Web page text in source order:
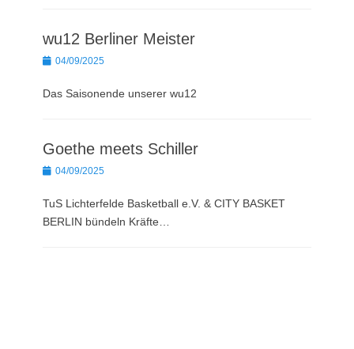
wu12 Berliner Meister
Posted
04/09/2025
Das Saisonende unserer wu12
Goethe meets Schiller
Posted
04/09/2025
TuS Lichterfelde Basketball e.V. & CITY BASKET
BERLIN bündeln Kräfte…